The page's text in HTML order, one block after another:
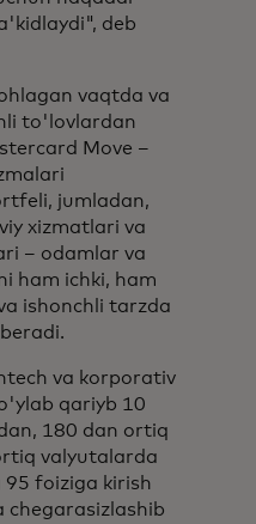
deb
vaqtda va
to'lovlardan
Move –
jumladan,
xizmatlari va
– odamlar va
ham ichki, ham
ishonchli tarzda
va korporativ
qariyb 10
180 dan ortiq
valyutalarda
95 foiziga kirish
chegarasizlashib